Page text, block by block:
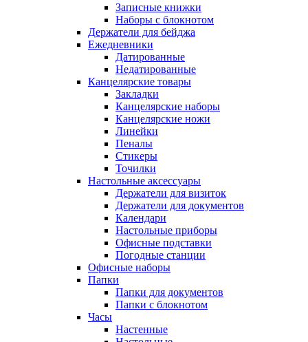
Записные книжки
Наборы с блокнотом
Держатели для бейджа
Ежедневники
Датированные
Недатированные
Канцелярские товары
Закладки
Канцелярские наборы
Канцелярские ножи
Линейки
Пеналы
Стикеры
Точилки
Настольные аксессуары
Держатели для визиток
Держатели для документов
Календари
Настольные приборы
Офисные подставки
Погодные станции
Офисные наборы
Папки
Папки для документов
Папки с блокнотом
Часы
Настенные